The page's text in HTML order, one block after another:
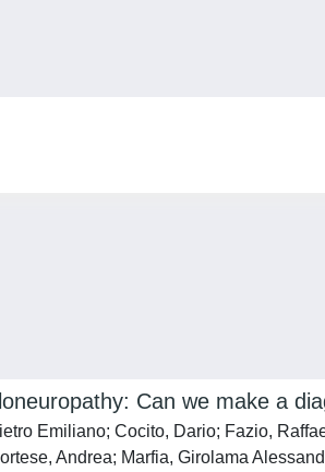
Can we make a
Emiliano; Cocito, Dario; Fazio,
Andrea; Marfia, Girolama